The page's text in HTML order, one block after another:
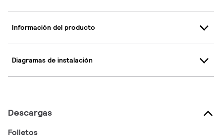
Información del producto
Diagramas de instalación
Descargas
Folletos